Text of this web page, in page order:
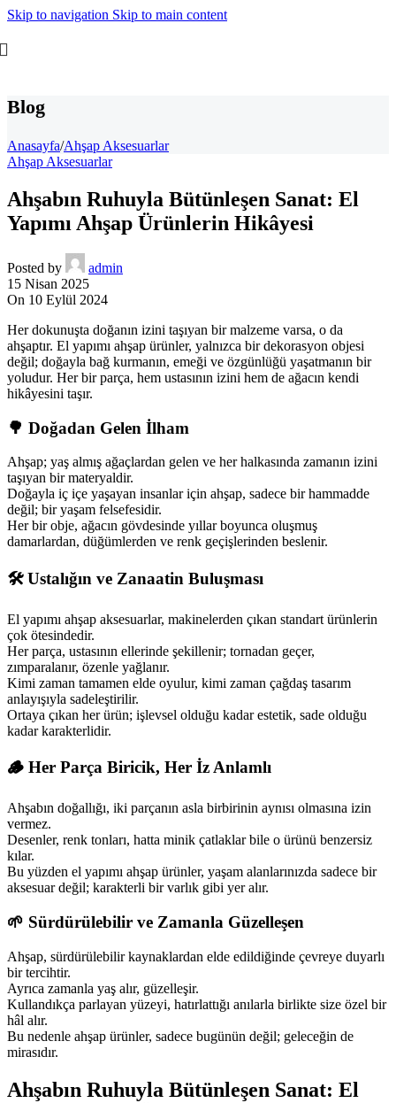
Skip to navigation Skip to main content
Blog
Anasayfa/Ahşap Aksesuarlar
Ahşap Aksesuarlar
Ahşabın Ruhuyla Bütünleşen Sanat: El
Yapımı Ahşap Ürünlerin Hikâyesi
Posted by
admin
15 Nisan 2025
On 10 Eylül 2024
Her dokunuşta doğanın izini taşıyan bir malzeme varsa, o da
ahşaptır. El yapımı ahşap ürünler, yalnızca bir dekorasyon objesi
değil; doğayla bağ kurmanın, emeği ve özgünlüğü yaşatmanın bir
yoludur. Her bir parça, hem ustasının izini hem de ağacın kendi
hikâyesini taşır.
🌳 Doğadan Gelen İlham
Ahşap; yaş almış ağaçlardan gelen ve her halkasında zamanın izini
taşıyan bir materyaldir.
Doğayla iç içe yaşayan insanlar için ahşap, sadece bir hammadde
değil; bir yaşam felsefesidir.
Her bir obje, ağacın gövdesinde yıllar boyunca oluşmuş
damarlardan, düğümlerden ve renk geçişlerinden beslenir.
🛠️Ustalığın ve Zanaatin Buluşması
El yapımı ahşap aksesuarlar, makinelerden çıkan standart ürünlerin
çok ötesindedir.
Her parça, ustasının ellerinde şekillenir; tornadan geçer,
zımparalanır, özenle yağlanır.
Kimi zaman tamamen elde oyulur, kimi zaman çağdaş tasarım
anlayışıyla sadeleştirilir.
Ortaya çıkan her ürün; işlevsel olduğu kadar estetik, sade olduğu
kadar karakterlidir.
🪵 Her Parça Biricik, Her İz Anlamlı
Ahşabın doğallığı, iki parçanın asla birbirinin aynısı olmasına izin
vermez.
Desenler, renk tonları, hatta minik çatlaklar bile o ürünü benzersiz
kılar.
Bu yüzden el yapımı ahşap ürünler, yaşam alanlarınızda sadece bir
aksesuar değil; karakterli bir varlık gibi yer alır.
🌱 Sürdürülebilir ve Zamanla Güzelleşen
Ahşap, sürdürülebilir kaynaklardan elde edildiğinde çevreye duyarlı
bir tercihtir.
Ayrıca zamanla yaş alır, güzelleşir.
Kullandıkça parlayan yüzeyi, hatırlattığı anılarla birlikte size özel bir
hâl alır.
Bu nedenle ahşap ürünler, sadece bugünün değil; geleceğin de
mirasıdır.
Ahşabın Ruhuyla Bütünleşen Sanat: El